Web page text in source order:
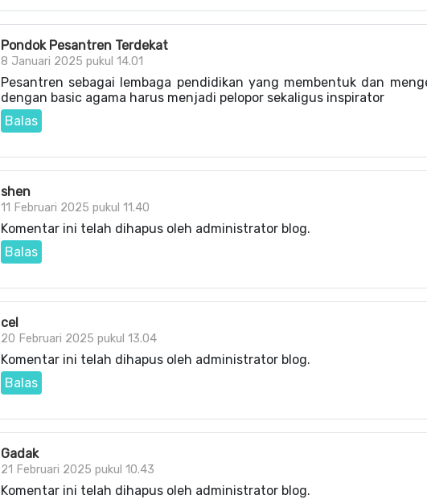
Pondok Pesantren Terdekat
8 Januari 2025 pukul 14.01
Pesantren sebagai lembaga pendidikan yang membentuk dan
dengan basic agama harus menjadi pelopor sekaligus inspirator
Balas
shen
11 Februari 2025 pukul 11.40
Komentar ini telah dihapus oleh administrator blog.
Balas
cel
20 Februari 2025 pukul 13.04
Komentar ini telah dihapus oleh administrator blog.
Balas
Gadak
21 Februari 2025 pukul 10.43
Komentar ini telah dihapus oleh administrator blog.